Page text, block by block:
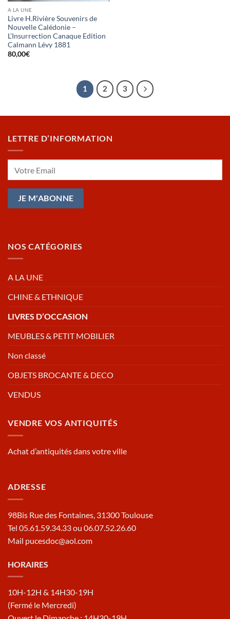
A LA UNE
Livre H.Rivière Souvenirs de
Nouvelle Calédonie –
L’Insurrection Canaque Edition
Calmann Lévy 1881
80,00€
1 2 3
LETTRE D’INFORMATION
NOS CATÉGORIES
A LA UNE
CHINE & ETHNIQUE
LIVRES D’OCCASION
MEUBLES & PETIT MOBILIER
Non classé
OBJETS BROCANTE & DECO
VENDUS
VENDRE VOS ANTIQUITÉS
Achat d’antiquités dans votre ville
ADRESSE
98Bis Rue des Fontaines, 31300 Toulouse
Tel 05.61.59.34.33 ou 06.07.52.26.60
Mail pucesdoc@aol.com
HORAIRES
10H-12H & 14H30-19H
(Fermé le Mercredi)